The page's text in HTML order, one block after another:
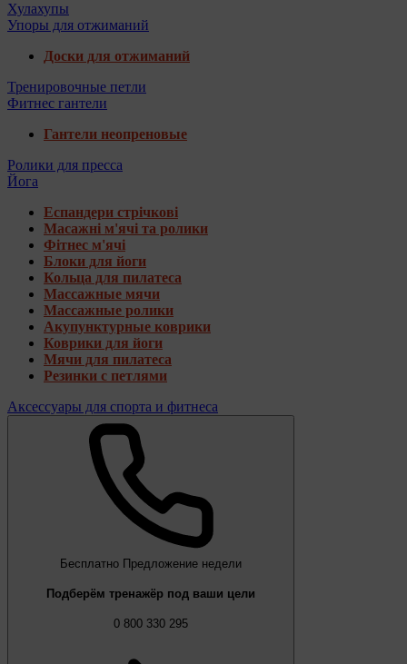
Хулахупы
Упоры для отжиманий
Доски для отжиманий
Тренировочные петли
Фитнес гантели
Гантели неопреновые
Ролики для пресса
Йога
Еспандери стрічкові
Масажні м'ячі та ролики
Фітнес м'ячі
Блоки для йоги
Кольца для пилатеса
Массажные мячи
Массажные ролики
Акупунктурные коврики
Коврики для йоги
Мячи для пилатеса
Резинки с петлями
Аксессуары для спорта и фитнеса
Бесплатно Предложение недели
Подберём тренажёр под ваши цели
0 800 330 295